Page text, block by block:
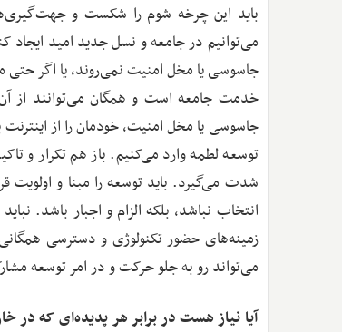
باید این چرخه شوم را شکست و
می‌توانیم در جامعه و نسل جدید امید ایجاد
جاسوسی یا مخل امنیت نمی‌روند، یا اگر حتی
خدمت جامعه است و همگان می‌توانند از آن
جاسوسی یا مخل امنیت، خودمان را از اینترنت
توسعه لطمه وارد می‌کنیم. باز هم تکرار و
شدت می‌گیرد. باید توسعه را مبنا و اولویت
انتخاب نباشد، بلکه الزام و اجبار باشد.
زمینه‌های حضور تکنولوژی و دسترسی
می‌تواند رو به‌ جلو حرکت و در امر توسعه
آیا نیاز هست در برابر هر پدیده‌ای که در